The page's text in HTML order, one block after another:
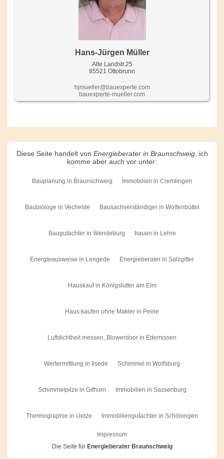
Hans-Jürgen Müller
Alte Landstr.25
85521 Ottobrunn
hjmueller@bauexperte.com
bauexperte-mueller.com
Diese Seite handelt von Energieberater in Braunschweig, ich
komme aber auch vor unter:
Bauplanung in Braunschweig Immobilien in Cremlingen
Baubiologe in Vechelde Bausachverständiger in Wolfenbüttel
Baugutachter in Wendeburg bauen in Lehre
Energieausweise in Lengede Energieberater in Salzgitter
Hauskauf in Königslutter am Elm
Haus kaufen ohne Makler in Peine
Luftdichtheit messen, Blowerdoor in Edemissen
Wertermittlung in Ilsede Schimmel in Wolfsburg
Schimmelpilze in Gifhorn Immobilien in Sassenburg
Thermographie in Uetze Immobiliengutachter in Schöningen
Impressum
Die Seite für Energieberater Braunschweig